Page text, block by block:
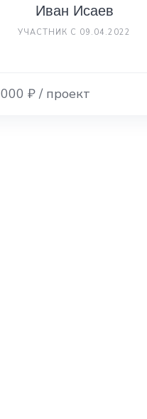
Иван Исаев
УЧАСТНИК С 09.04.2022
₽ / проект